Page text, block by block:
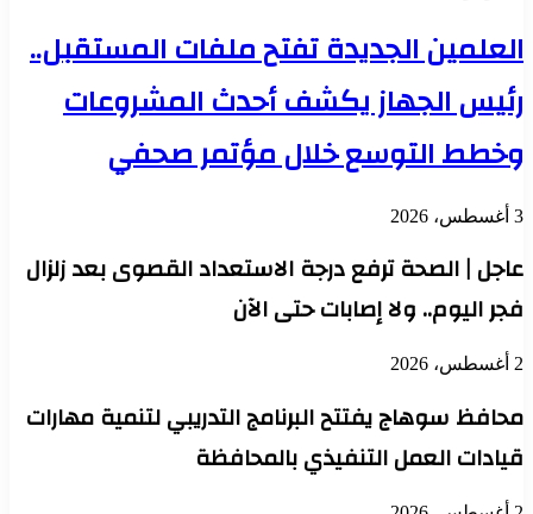
العلمين الجديدة تفتح ملفات المستقبل..
رئيس الجهاز يكشف أحدث المشروعات
وخطط التوسع خلال مؤتمر صحفي
3 أغسطس، 2026
عاجل | الصحة ترفع درجة الاستعداد القصوى بعد زلزال
فجر اليوم.. ولا إصابات حتى الآن
2 أغسطس، 2026
محافظ سوهاج يفتتح البرنامج التدريبي لتنمية مهارات
قيادات العمل التنفيذي بالمحافظة